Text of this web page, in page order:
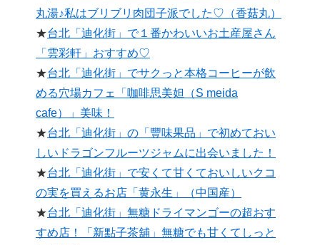
丸湯♪私はブリブリ肉団子派でした♡（香菇丸）
★台北「迪化街」で１番かわいいお土産屋さん
「雲彩軒」おすすめ♡
★台北「迪化街」でサクっと本格コーヒーが飲
める穴場カフェ「咖啡思美妲（S meida
cafe）」美味！
★台北「迪化街」の「豐味果品」で初めておい
しいドラゴンフルーツジャムに出会いました！
★台北「迪化街」で安くて甘くておいしいクコ
の実を買えるお店「黄永生」（中国産）
★台北「迪化街」無糖ドライマンゴーの超おす
すめ店！「新點子茶舖」無糖でも甘くてしっと